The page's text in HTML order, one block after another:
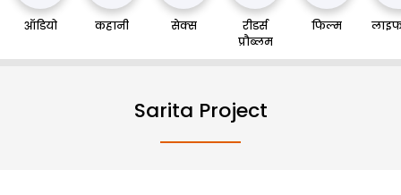
ऑडियो कहानी सेक्स
रीडर्स
प्रौब्लम
फिल्म
Sarita Project